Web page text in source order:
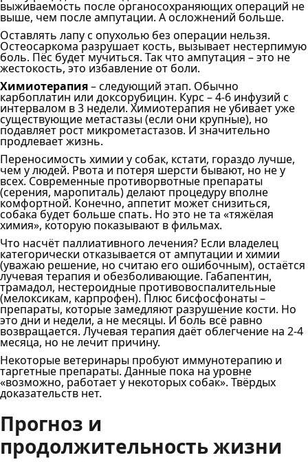
выживаемость после органосохраняющих операций не
выше, чем после ампутации. А осложнений больше.
Оставлять лапу с опухолью без операции нельзя.
Остеосаркома разрушает кость, вызывает нестерпимую
боль. Пёс будет мучиться. Так что ампутация – это не
жестокость, это избавление от боли.
Химиотерапия– следующий этап. Обычно
карбоплатин или доксорубицин. Курс – 4-6 инфузий с
интервалом в 3 недели. Химиотерапия не убивает уже
существующие метастазы (если они крупные), но
подавляет рост микрометастазов. И значительно
продлевает жизнь.
Переносимость химии у собак, кстати, гораздо лучше,
чем у людей. Рвота и потеря шерсти бывают, но не у
всех. Современные противорвотные препараты
(серения, маропиталь) делают процедуру вполне
комфортной. Конечно, аппетит может снизиться,
собака будет больше спать. Но это не та «тяжёлая
химия», которую показывают в фильмах.
Что насчёт паллиативного лечения? Если владелец
категорически отказывается от ампутации и химии
(уважаю решение, но считаю его ошибочным), остаётся
лучевая терапия и обезболивающие. Габапентин,
трамадол, нестероидные противовоспалительные
(мелоксикам, карпрофен). Плюс бисфосфонаты –
препараты, которые замедляют разрушение кости. Но
это дни и недели, а не месяцы. И боль всё равно
возвращается. Лучевая терапия даёт облегчение на 2-4
месяца, но не лечит причину.
Некоторые ветеринары пробуют иммунотерапию и
таргетные препараты. Данные пока на уровне
«возможно, работает у некоторых собак». Твёрдых
доказательств нет.
Прогноз и
продолжительность жизни